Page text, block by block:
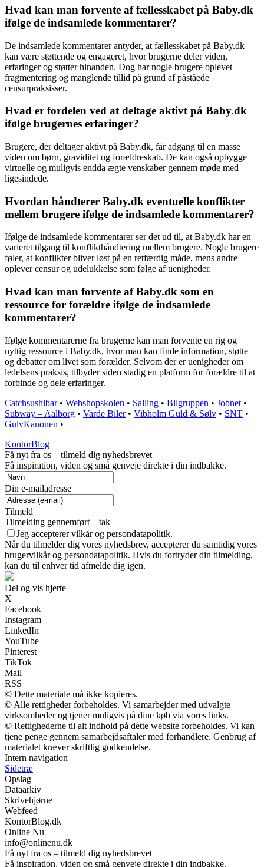
Hvad kan man forvente af fællesskabet på Baby.dk
ifølge de indsamlede kommentarer?
De indsamlede kommentarer antyder, at fællesskabet på Baby.dk
kan være støttende og engageret, hvor brugerne deler viden,
erfaringer og støtter hinanden. Dog har nogle brugere oplevet
fragmentering og manglende tillid på grund af påståede
censurpraksisser.
Hvad er fordelen ved at deltage aktivt på Baby.dk
ifølge brugernes erfaringer?
Brugere, der deltager aktivt på Baby.dk, får adgang til en masse
viden om børn, graviditet og forældreskab. De kan også opbygge
virtuelle og muligvis endda ægte venskaber gennem møde med
ligesindede.
Hvordan håndterer Baby.dk eventuelle konflikter
mellem brugere ifølge de indsamlede kommentarer?
Ifølge de indsamlede kommentarer ser det ud til, at Baby.dk har en
varieret tilgang til konflikthåndtering mellem brugere. Nogle brugere
føler, at konflikter bliver løst på en retfærdig måde, mens andre
oplever censur og udelukkelse som følge af uenigheder.
Hvad kan man forvente af Baby.dk som en
ressource for forældre ifølge de indsamlede
kommentarer?
Ifølge kommentarerne fra brugerne kan man forvente en rig og
nyttig ressource i Baby.dk, hvor man kan finde information, støtte
og debatter om livet som forælder. Selvom der er uenigheder om
ledelsens praksis, tilbyder siden stadig en platform for forældre til at
forbinde og dele erfaringer.
Catchsushibar• Webshopskolen • Salling • Bilgruppen • Jobnet •
Subway – Aalborg • Varde Biler• Vibholm Guld & Sølv • SNT •
GulvKanonen •
KontorBlog
Få nyt fra os – tilmeld dig nyhedsbrevet
Få inspiration, viden og små genveje direkte i din indbakke.
Din e-mailadresse
Tilmeld
Tilmelding gennemført – tak
Jeg accepterer vilkår og persondatapolitik.
Når du tilmelder dig vores nyhedsbrev, accepterer du samtidig vores
brugervilkår og persondatapolitik. Hvis du fortryder din tilmelding,
kan du til enhver tid afmelde dig igen.
Del og vis hjerte
X
Facebook
Instagram
LinkedIn
YouTube
Pinterest
TikTok
Mail
RSS
© Dette materiale må ikke kopieres.
© Alle rettigheder forbeholdes. Vi samarbejder med udvalgte
virksomheder og tjener muligvis på dine køb via vores links.
© Rettighederne til alt indhold på dette website forbeholdes. Vi kan
tjene penge gennem samarbejdsaftaler med forhandlere. Genbrug af
materialet kræver skriftlig godkendelse.
Intern navigation
Sidetræ
Opslag
Dataarkiv
Skrivehjørne
Webfeed
KontorBlog.dk
Online Nu
info@onlinenu.dk
Få nyt fra os – tilmeld dig nyhedsbrevet
Få inspiration, viden og små genveje direkte i din indbakke.